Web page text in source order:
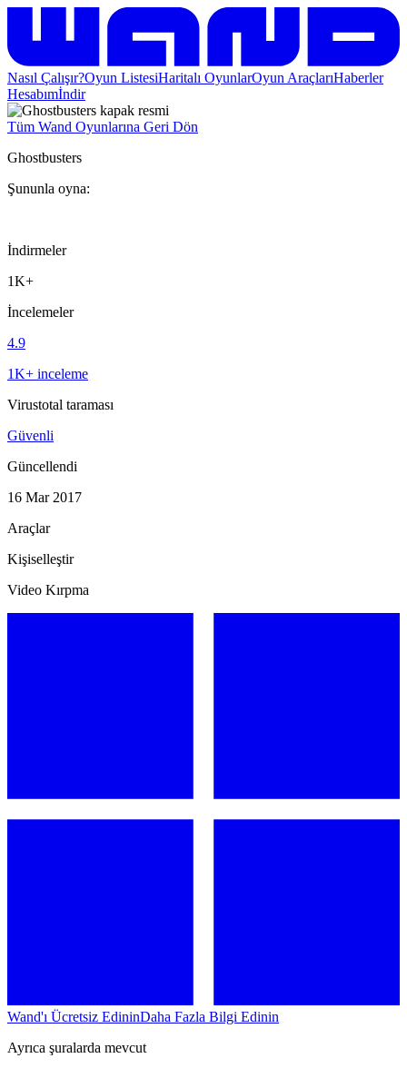
Nasıl Çalışır?Oyun ListesiHaritalı OyunlarOyun AraçlarıHaberler
Hesabımİndir
Tüm Wand Oyunlarına Geri Dön
Ghostbusters
Şununla oyna:
İndirmeler
1K+
İncelemeler
4.9
1K+ inceleme
Virustotal taraması
Güvenli
Güncellendi
16 Mar 2017
Araçlar
Kişiselleştir
Video Kırpma
Wand'ı Ücretsiz EdininDaha Fazla Bilgi Edinin
Ayrıca şuralarda mevcut